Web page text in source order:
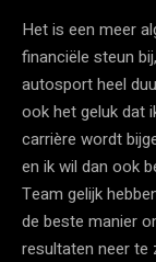
Het is een meer
financiële steun
autosport heel
ook het geluk dat
carrière wordt
en ik wil dan ook
Team gelijk
de beste manier
resultaten neer te